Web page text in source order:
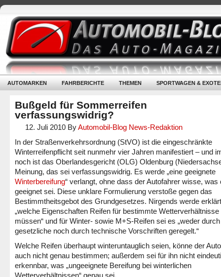
AUTOMARKEN FAHRBERICHTE THEMEN SPORTWAGEN &
Bußgeld für Sommerreifen
verfassungswidrig?
12. Juli 2010 ByAutomobil-Blog News-Redaktion
In der Straßenverkehrsordnung (StVO) ist die eingeschränkte
Winterreifenpflicht seit nunmehr vier Jahren manifestiert – und
noch ist das Oberlandesgericht (OLG) Oldenburg
Meinung, das sei verfassungswidrig. Es werde „eine geeignete
Winterbereifung“ verlangt, ohne dass der Autofahrer wisse, was
geeignet sei. Diese unklare Formulierung verstoße gegen das
Bestimmtheitsgebot des Grundgesetzes. Nirgends werde
„welche Eigenschaften Reifen für bestimmte Wetterverhältnisse
müssen“ und für Winter- sowie M+S-Reifen sei es „weder durch
gesetzliche noch durch technische Vorschriften geregelt.“
Welche Reifen überhaupt winteruntauglich seien, könne der
auch nicht genau bestimmen; außerdem sei für ihn nicht
erkennbar, was „ungeeignete Bereifung bei winterlichen
Wetterverhältnissen“ genau sei.